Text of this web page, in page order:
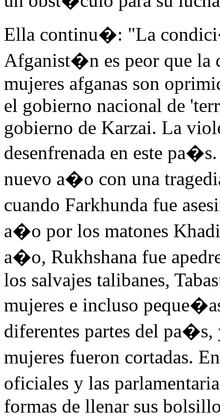
Ella continu�: "La
Afganist�n es peor que la
mujeres afganas son
el gobierno nacional de
gobierno de Karzai. La
desenfrenada en este
nuevo a�o con una
cuando Farkhunda fue
a�o por los matones
a�o, Rukhshana fue
los salvajes talibanes,
mujeres e incluso
diferentes partes del pa�s,
mujeres fueron cortadas.
oficiales y las
formas de llenar sus